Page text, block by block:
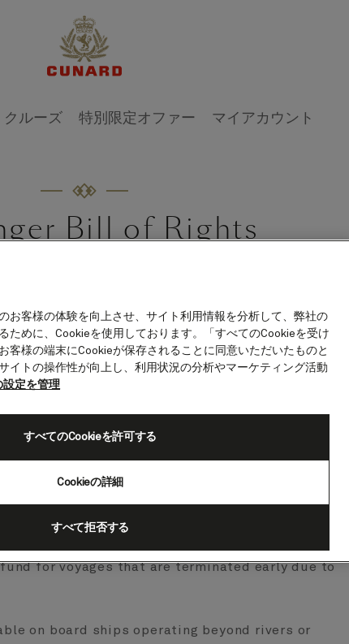
クルーズ 特別限定オファー マイアカウント
Bill of Rights
International Association are dedicated to the
on oceangoing cruises throughout the world.
members have agreed to adopt the following set
and access to medical care cannot adequately be
only to the Master’s concern for passenger
customs and immigration requirements of the
for voyages that are terminated early due to
on board ships operating beyond rivers or
お客様の体験を向上させ、サイト利用情報を分析して、弊社の
ために、Cookieを使用しております。「すべてのCookieを受け
客様の端末にCookieが保存されることに同意いただいたものと
イトの操作性が向上し、利用状況の分析やマーケティング活動
設定を管理
Cookieの詳細
すべて拒否する
すべてのCookieを許可する